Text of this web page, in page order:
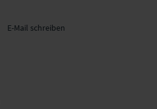
E-Mail schreiben